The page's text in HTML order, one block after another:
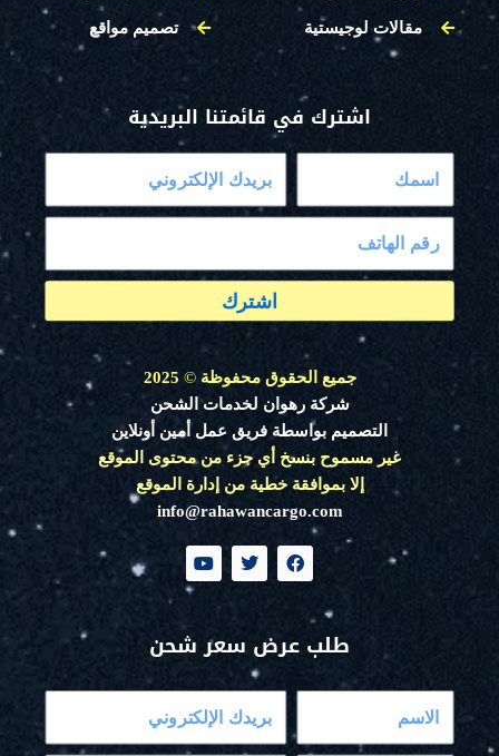
مقالات لوجيستية تصميم مواقع
اشترك في قائمتنا البريدية
اشترك
جميع الحقوق محفوظة©
2025
شركة رهوان لخدمات الشحن
التصميم بواسطة فريق عمل أمين أونلاين
غير مسموح بنسخ أي جزء من محتوى الموقع
إلا بموافقة خطية من إدارة الموقع
info@rahawancargo.com
F
a
o
o
T
w
e
Y
o
b
e
طلب عرض سعر شحن